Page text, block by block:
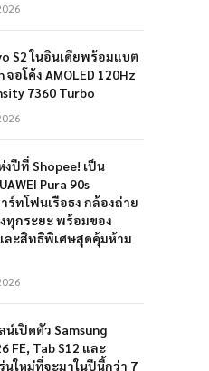
S2 ในอินเดียพร้อมแบต
จอโค้ง AMOLED 120Hz
7360 Turbo
งปีที่ Shopee! เป็น
Pura 90s
ร์ทโฟนเรือธง กล้องถ่าย
ทุกระยะ พร้อมของ
ะสิทธิพิเศษสุดคุ้มห้าม
น์เปิดตัว Samsung
FE, Tab S12 และ
นใหม่ที่จะมาในปีนี้กว่า 7